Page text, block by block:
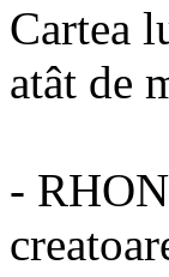
Cartea
atât de
-